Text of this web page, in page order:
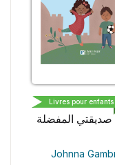
LIVRE PLUS
صديقتي المفضلة
Johnna
Livres pour enfants